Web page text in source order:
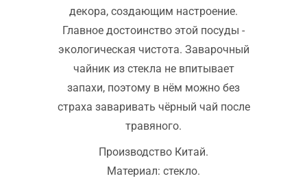
декора, создающим настроение.
Главное достоинство этой посуды -
экологическая чистота. Заварочный
чайник из стекла не впитывает
запахи, поэтому в нём можно без
страха заваривать чёрный чай после
травяного.
Производство Китай.
Материал: стекло.